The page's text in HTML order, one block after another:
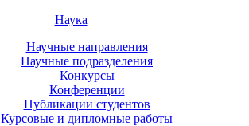
Наука
Научные направления
Научные подразделения
Конкурсы
Конференции
Публикации студентов
Курсовые и дипломные работы